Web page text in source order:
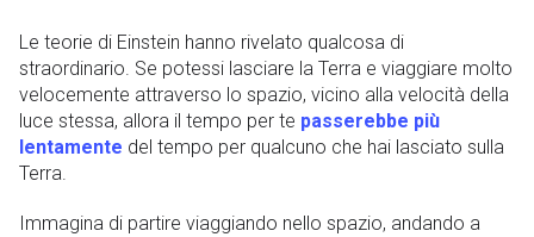
Le teorie di Einstein hanno rivelato qualcosa di
straordinario. Se potessi lasciare la Terra e viaggiare molto
velocemente attraverso lo spazio, vicino alla velocità della
luce stessa, allora il tempo per te passerebbe più
lentamente del tempo per qualcuno che hai lasciato sulla
Terra.
Immagina di partire viaggiando nello spazio, andando a